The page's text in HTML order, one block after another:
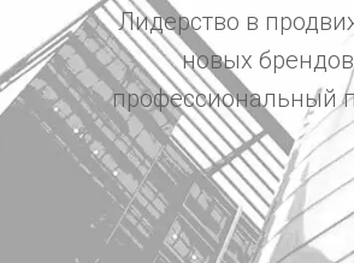
Лидерство в
новых
профессиональный